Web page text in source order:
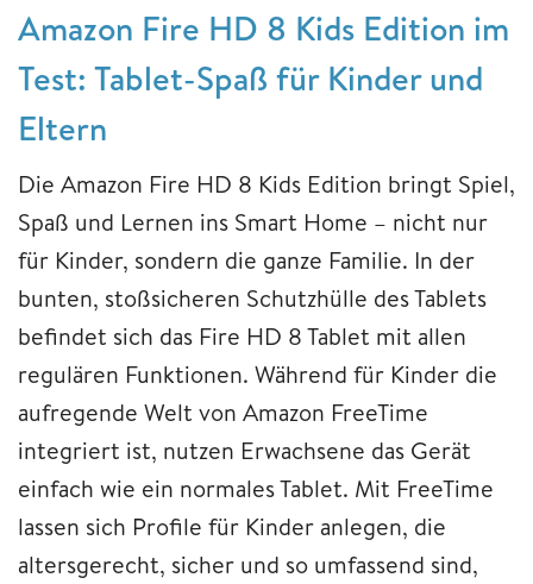
Amazon Fire HD 8 Kids Edition im
Test: Tablet-Spaß für Kinder und
Eltern
Die Amazon Fire HD 8 Kids Edition bringt Spiel,
Spaß und Lernen ins Smart Home – nicht nur
für Kinder, sondern die ganze Familie. In der
bunten, stoßsicheren Schutzhülle des Tablets
befindet sich das Fire HD 8 Tablet mit allen
regulären Funktionen. Während für Kinder die
aufregende Welt von Amazon FreeTime
integriert ist, nutzen Erwachsene das Gerät
einfach wie ein normales Tablet. Mit FreeTime
lassen sich Profile für Kinder anlegen, die
altersgerecht, sicher und so umfassend sind,